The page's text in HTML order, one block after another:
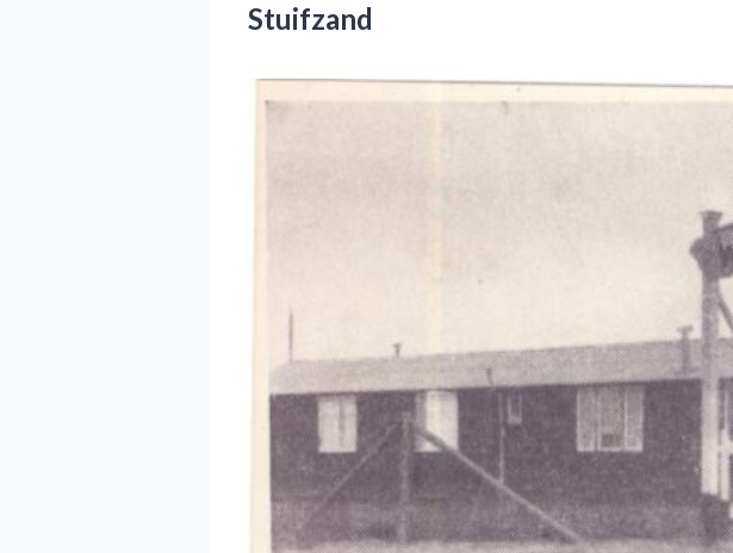
Stuifzand